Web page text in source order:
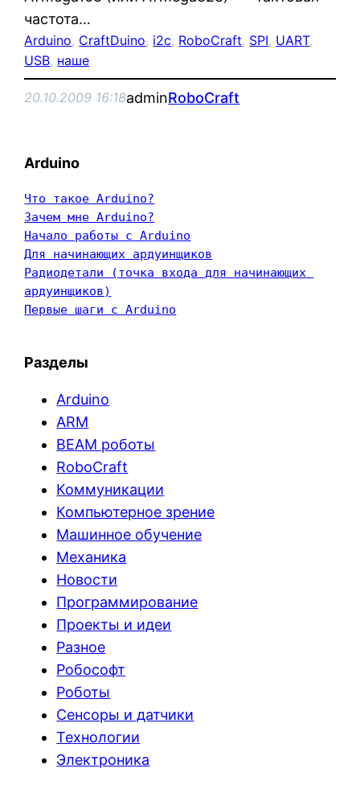
частота…
Arduino, CraftDuino, i2c, RoboCraft, SPI, UART
USB, наше
20.10.2009 16:18adminRoboCraft
Arduino
Что такое Arduino?
Зачем мне Arduino?
Начало работы с Arduino
Для начинающих ардуинщиков
Радиодетали (точка входа для начинающих
ардуинщиков)
Первые шаги с Arduino
Разделы
Arduino
ARM
BEAM роботы
RoboCraft
Коммуникации
Компьютерное зрение
Машинное обучение
Механика
Новости
Программирование
Проекты и идеи
Разное
Робософт
Роботы
Сенсоры и датчики
Технологии
Электроника